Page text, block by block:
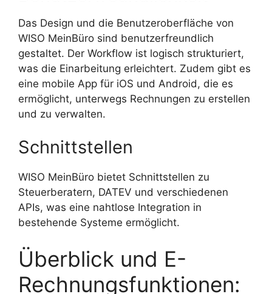
Das Design und die Benutzeroberfläche von
WISO MeinBüro sind benutzerfreundlich
gestaltet. Der Workflow ist logisch strukturiert,
was die Einarbeitung erleichtert. Zudem gibt es
eine mobile App für iOS und Android, die es
ermöglicht, unterwegs Rechnungen zu erstellen
und zu verwalten.
Schnittstellen
WISO MeinBüro bietet Schnittstellen zu
Steuerberatern, DATEV und verschiedenen
APIs, was eine nahtlose Integration in
bestehende Systeme ermöglicht.
Überblick und E-
Rechnungsfunktionen: